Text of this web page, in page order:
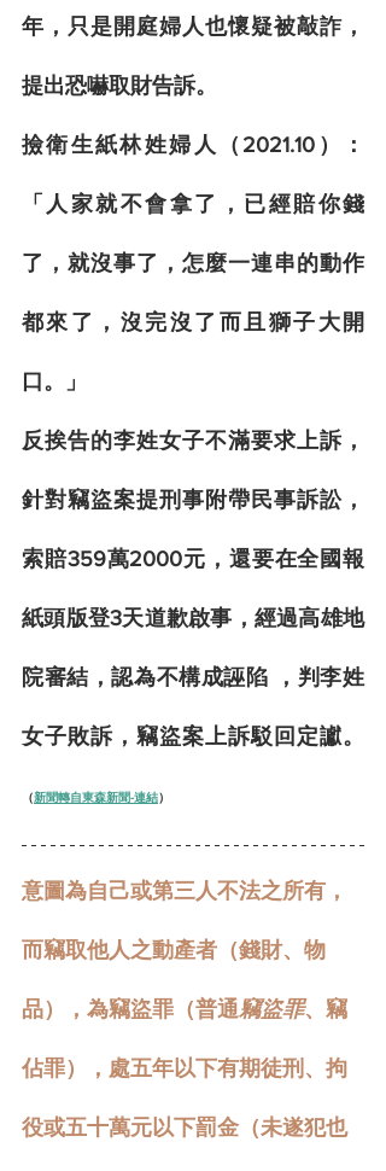
年，只是開庭婦人也懷疑被敲詐，
提出恐嚇取財告訴。
撿衛生紙林姓婦人（2021.10）：
「人家就不會拿了，已經賠你錢
了，就沒事了，怎麼一連串的動作
都來了，沒完沒了而且獅子大開
口。」
反挨告的李姓女子不滿要求上訴，
針對竊盜案提刑事附帶民事訴訟，
索賠359萬2000元，還要在全國報
紙頭版登3天道歉啟事，經過高雄地
院審結，認為不構成誣陷 ，判李姓
女子敗訴，竊盜案上訴駁回定讞。
（新聞轉自東森新聞-連結）
意圖為自己或第三人不法之所有，
而竊取他人之動產者（錢財、物
品），為竊盜罪（普通竊盜罪、竊
佔罪），處五年以下有期徒刑、拘
役或五十萬元以下罰金（未遂犯也